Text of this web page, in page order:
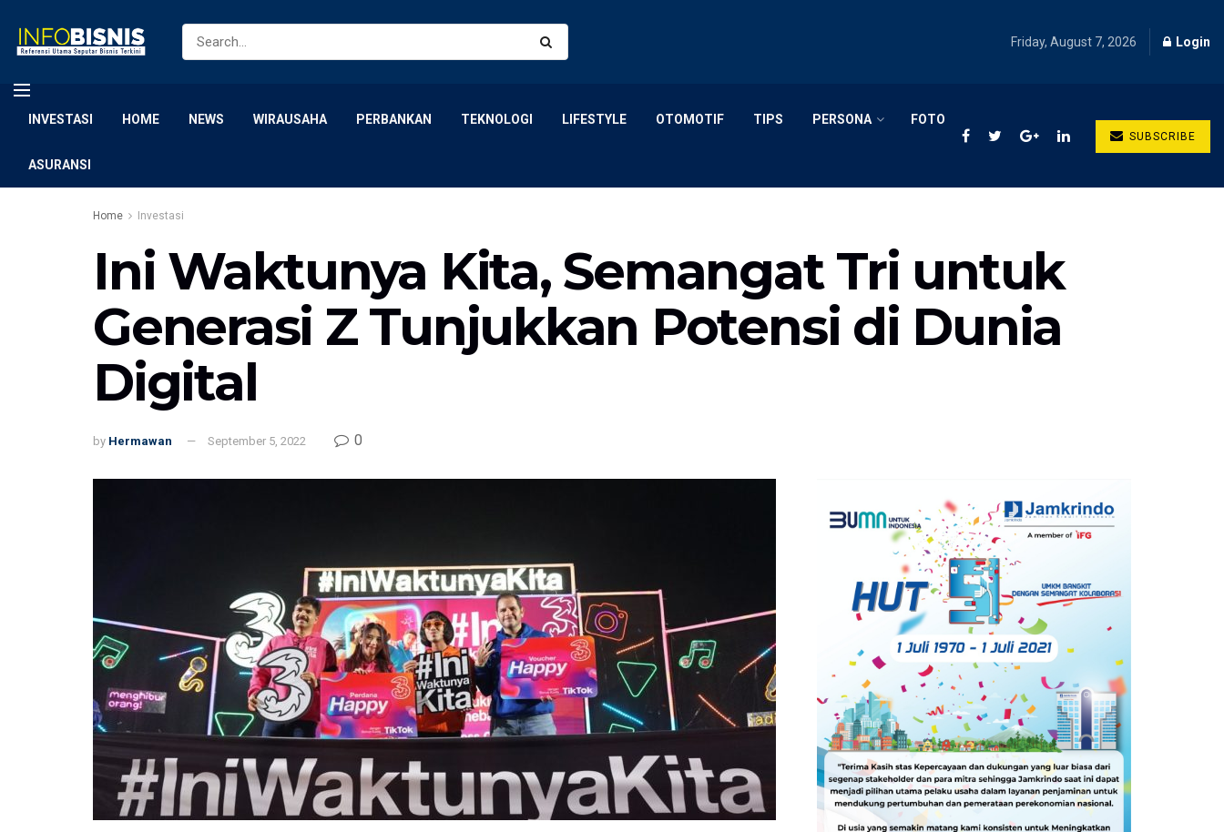
Friday, August 7, 2026 Login
INVESTASI HOME NEWS WIRAUSAHA PERBANKAN TEKNOLOGI LIFESTYLE OTOMOTIF TIPS PERSONA FOTO
ASURANSI
SUBSCRIBE
Home Investasi
Ini Waktunya Kita, Semangat Tri untuk
Generasi Z Tunjukkan Potensi di Dunia
Digital
by Hermawan September 5, 2022 0